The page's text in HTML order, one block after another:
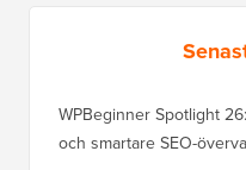
WPBeginner Spotlight
och smartare SEO-